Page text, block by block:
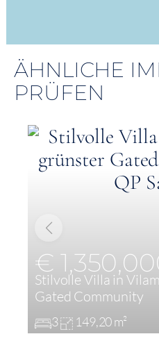
ÄHNLICHE
PRÜFEN
€
Stilvolle Villa in
Gated Community
3 149,20 m²